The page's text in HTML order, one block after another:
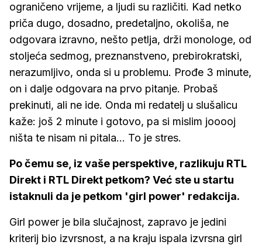
ograničeno vrijeme, a ljudi su različiti. Kad netko
priča dugo, dosadno, predetaljno, okoliša, ne
odgovara izravno, nešto petlja, drži monologe, od
stoljeća sedmog, preznanstveno, prebirokratski,
nerazumljivo, onda si u problemu. Prođe 3 minute,
on i dalje odgovara na prvo pitanje. Probaš
prekinuti, ali ne ide. Onda mi redatelj u slušalicu
kaže: još 2 minute i gotovo, pa si mislim jooooj
ništa te nisam ni pitala... To je stres.
Po čemu se, iz vaše perspektive, razlikuju RTL
Direkt i RTL Direkt petkom? Već ste u startu
istaknuli da je petkom 'girl power' redakcija.
Girl power je bila slučajnost, zapravo je jedini
kriterij bio izvrsnost, a na kraju ispala izvrsna girl